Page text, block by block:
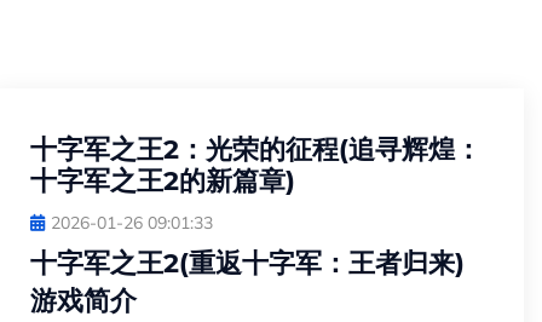
十字军之王2：光荣的征程(追寻辉煌：
十字军之王2的新篇章)
2026-01-26 09:01:33
十字军之王2(重返十字军：王者归来)
游戏简介